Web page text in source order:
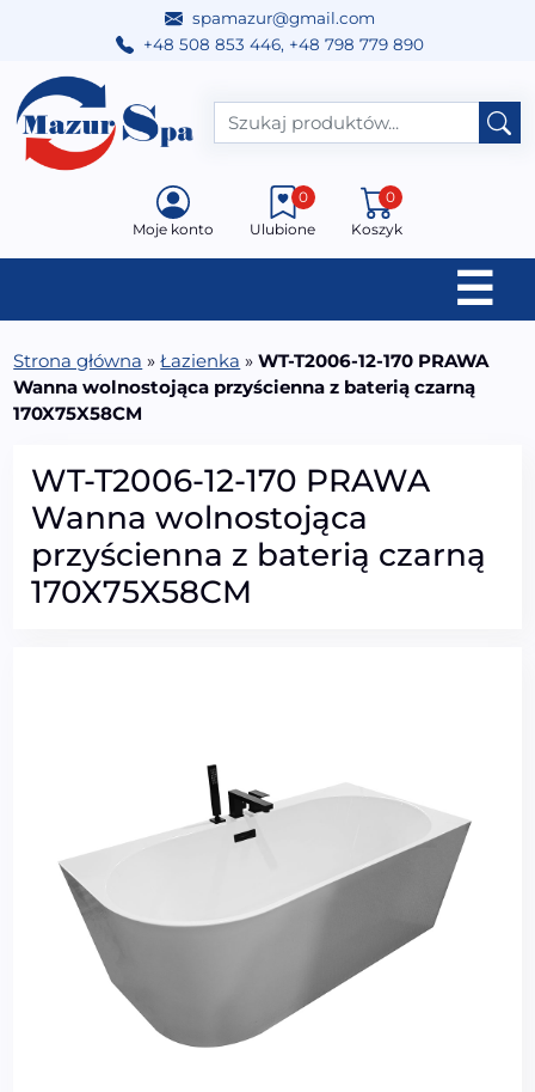
spamazur@gmail.com
+48 508 853 446, +48 798 779 890
Przejdź do treści
Main Navigation
Moje konto Ulubione
0
Koszyk
0
☰
Strona główna »Łazienka »WT-T2006-12-170 PRAWA
Wanna wolnostojąca przyścienna z baterią czarną
170X75X58CM
WT-T2006-12-170 PRAWA
Wanna wolnostojąca
przyścienna z baterią czarną
170X75X58CM